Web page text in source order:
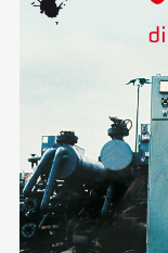
CONTACT
SHOP FULL WIDTH
CART
SEARCH